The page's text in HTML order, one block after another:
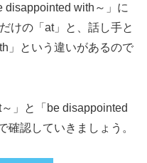
disappointed with～」に
けの「at」と、話し手と
」という違いがあるので
」と「be disappointed
確認していきましょう。